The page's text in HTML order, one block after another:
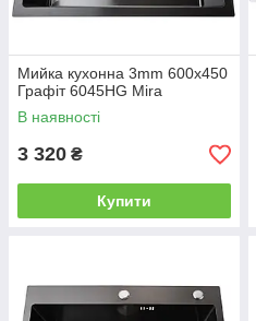
Мийка кухонна 3mm 600х450
Графіт 6045HG Mira
В наявності
3 320 ₴
Купити